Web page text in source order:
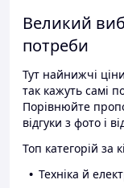
Великий
потреби
Тут найнижчі
так кажуть самі
Порівнюйте
відгуки з фото і
Топ категорій за
Техніка й